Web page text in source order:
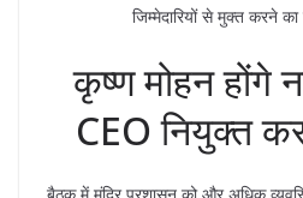
जिम्मेदारियों से मुक्त करने का
कृष्ण मोहन होंगे
CEO नियुक्त